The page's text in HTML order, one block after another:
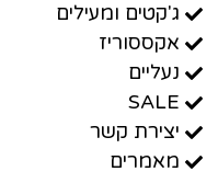
ג'קטים ומעילים
אקססוריז
נעליים
SALE
יצירת קשר
מאמרים